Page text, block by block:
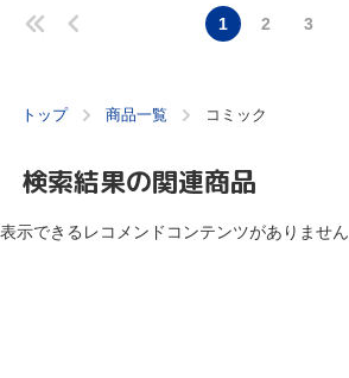
1 2 3
トップ 商品一覧 コミック
検索結果の関連商品
表示できるレコメンドコンテンツがありません